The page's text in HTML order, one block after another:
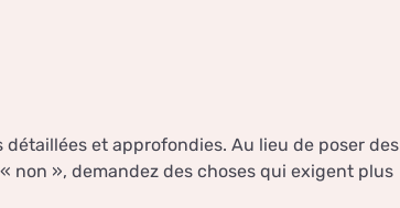
et approfondies. Au lieu de poser des
non », demandez des choses qui exigent plus